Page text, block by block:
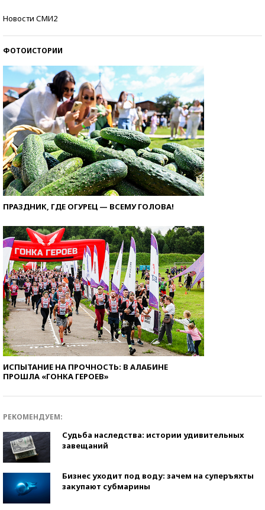
Новости СМИ2
ФОТОИСТОРИИ
ПРАЗДНИК, ГДЕ ОГУРЕЦ — ВСЕМУ ГОЛОВА!
ИСПЫТАНИЕ НА ПРОЧНОСТЬ: В АЛАБИНЕ
ПРОШЛА «ГОНКА ГЕРОЕВ»
РЕКОМЕНДУЕМ:
Судьба наследства: истории удивительных
завещаний
Бизнес уходит под воду: зачем на суперъяхты
закупают субмарины